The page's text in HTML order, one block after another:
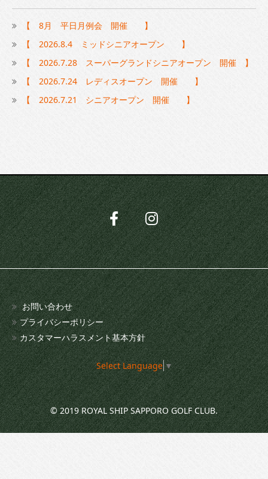
【 8月 平日月例会 開催 】
【 2026.8.4 ミッドシニアオープン 】
【 2026.7.28 スーパーグランドシニアオープン 開催 】
【 2026.7.24 レディスオープン 開催 】
【 2026.7.21 シニアオープン 開催 】
お問い合わせ
プライバシーポリシー
カスタマーハラスメント基本方針
Select Language▼
© 2019 ROYAL SHIP SAPPORO GOLF CLUB.